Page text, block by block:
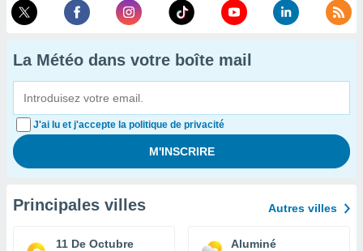
La Météo dans votre boîte mail
J'ai lu et j'accepte la politique de privacité
Principales villes Autres villes
11 De Octubre Aluminé